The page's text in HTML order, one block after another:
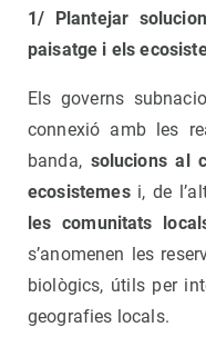
1/ Plantejar
paisatge i els
Els governs
connexió amb les
banda, solucions al
ecosistemesi, de
les comunitats
s’anomenen les
biològics, útils per
geografies locals.